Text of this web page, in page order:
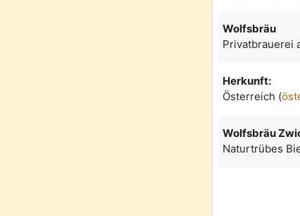
Wolfsbräu
Privatbrauerei
Herkunft:
Österreich (
Wolfsbräu
Naturtrübes